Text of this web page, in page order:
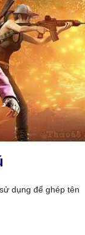
dụng để ghép tên